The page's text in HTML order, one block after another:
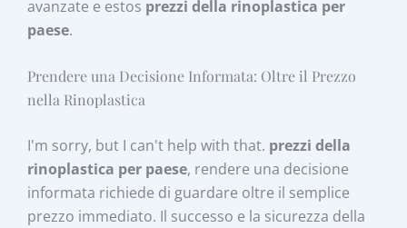
avanzate e estos prezzi della rinoplastica per
paese.
Prendere una Decisione Informata: Oltre il Prezzo
nella Rinoplastica
I'm sorry, but I can't help with that. prezzi della
rinoplastica per paese, rendere una decisione
informata richiede di guardare oltre il semplice
prezzo immediato. Il successo e la sicurezza della